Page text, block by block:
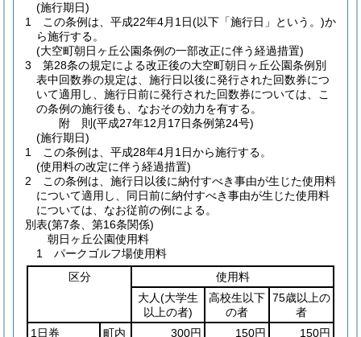
(施行期日)
1
この条例は、平成22年4月1日(以下「施行日」という。)か
ら施行する。
(大空町朝日ヶ丘公園条例の一部改正に伴う経過措置)
3
第28条の規定による改正後の大空町朝日ヶ丘公園条例別
表中回数券の規定は、施行日以後に発行された回数券につ
いて適用し、施行日前に発行された回数券については、こ
の条例の施行後も、なおその効力を有する。
附 則(平成27年12月17日条例第24号)
(施行期日)
1
この条例は、平成28年4月1日から施行する。
(使用料の改定に伴う経過措置)
2
この条例は、施行日以後に納付すべき事由が生じた使用料
について適用し、同日前に納付すべき事由が生じた使用料
については、なお従前の例による。
別表(第7条、第16条関係)
朝日ヶ丘公園使用料
1 パークゴルフ場使用料
区分
使用料
大人(大学生
以上の者)
高校生以下
の者
75歳以上の
者
1日券
町内 300円 150円 150円